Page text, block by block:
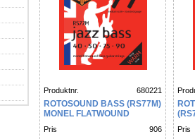
Produktnr. 680221
ROTOSOUND BASS (RS77M)
MONEL FLATWOUND
Pris 906
45
Pris